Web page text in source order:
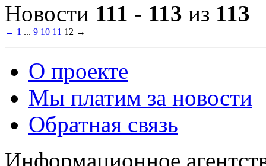
Новости 111 - 113 из 113
← 1 ... 9 10 11 12 →
О проекте
Мы платим за новости
Обратная связь
Информационное